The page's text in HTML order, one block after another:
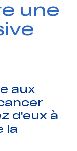
une
aux
d'eux à
la